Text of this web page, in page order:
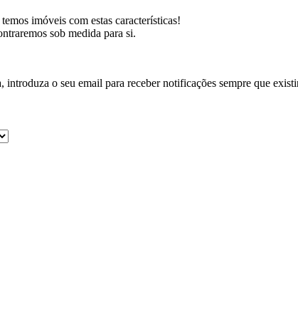
imóveis com estas características!
sob medida para si.
introduza o seu email para receber notificações sempre que